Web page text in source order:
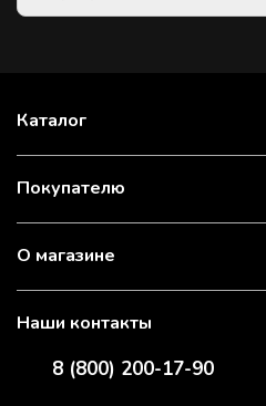
Каталог
Покупателю
О магазине
Наши контакты
8 (800) 200-17-90